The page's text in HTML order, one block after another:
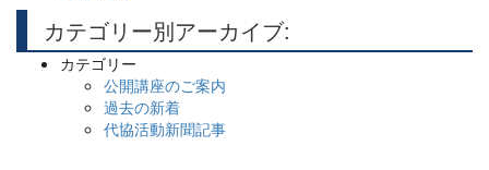
カテゴリー別アーカイブ:
カテゴリー
公開講座のご案内
過去の新着
代協活動新聞記事